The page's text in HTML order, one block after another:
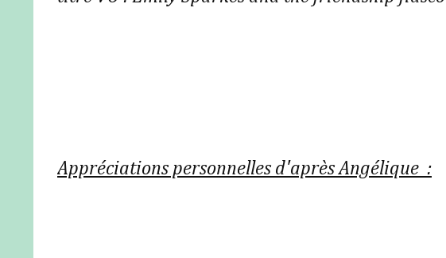
Appréciations personnelles d'après Angélique :